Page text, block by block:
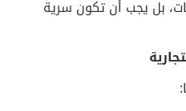
بل يجب أن تكون سرية